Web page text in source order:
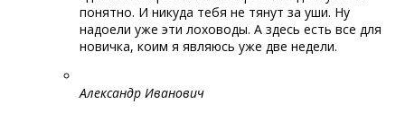
понятно. И никуда тебя не тянут за уши. Ну
надоели уже эти лоховоды. А здесь есть все для
новичка, коим я являюсь уже две недели.
Александр Иванович